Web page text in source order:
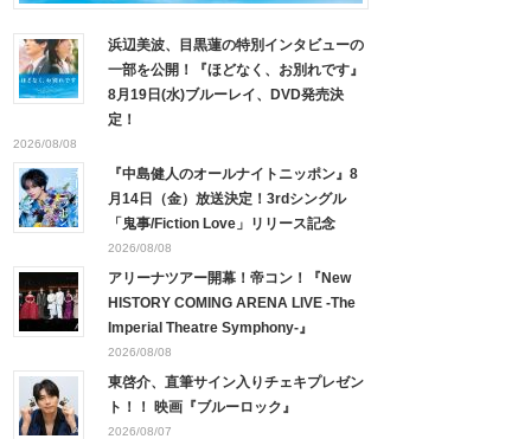
浜辺美波、目黒蓮の特別インタビューの
一部を公開！『ほどなく、お別れです』
8月19日(水)ブルーレイ、DVD発売決
定！
2026/08/08
『中島健人のオールナイトニッポン』8
月14日（金）放送決定！3rdシングル
「鬼事/Fiction Love」リリース記念
2026/08/08
アリーナツアー開幕！帝コン！『New
HISTORY COMING ARENA LIVE -The
Imperial Theatre Symphony-』
2026/08/08
東啓介、直筆サイン入りチェキプレゼン
ト！！ 映画『ブルーロック』
2026/08/07